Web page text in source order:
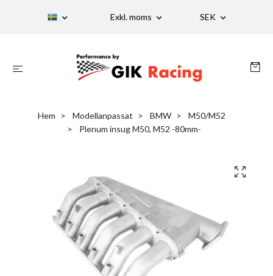
Exkl. moms SEK
Hem Modellanpassat BMW
M50/M52
Plenum insug M50, M52 -80mm-